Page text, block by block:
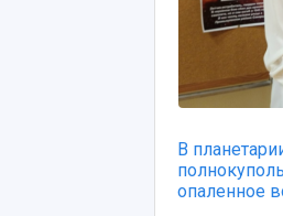
В
опаленное